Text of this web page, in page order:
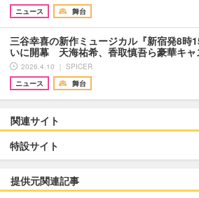
ニュース
舞台
三谷幸喜の新作ミュージカル『新宿発8時
いに開幕 天海祐希、香取慎吾ら豪華キ
2026.4.10 ｜ SPICER
ニュース
舞台
関連サイト
特設サイト
提供元関連記事